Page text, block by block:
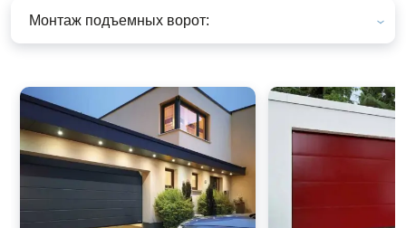
Монтаж подъемных ворот: